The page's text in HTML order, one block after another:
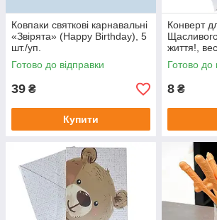
Ковпаки святкові карнавальні
«Звірята» (Happy Birthday), 5
шт./уп.
Готово до відправки
39 ₴
Купити
Конверт
життя!,
Готово до
8 ₴